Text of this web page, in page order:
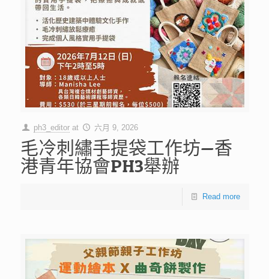
ph3_editor at 六月 9, 2026
毛冷刺繡手提袋工作坊—香
港青年協會PH3舉辦
Read more